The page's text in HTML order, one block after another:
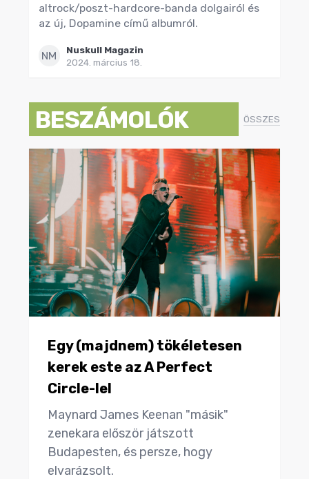
altrock/poszt-hardcore-banda dolgairól és
az új, Dopamine című albumról.
NM
Nuskull Magazin
2024. március 18.
BESZÁMOLÓK ÖSSZES
Egy (majdnem) tökéletesen
kerek este az A Perfect
Circle-lel
Maynard James Keenan "másik"
zenekara először játszott
Budapesten, és persze, hogy
elvarázsolt.